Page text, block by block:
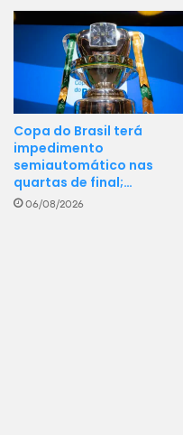
Copa do Brasil terá
impedimento
semiautomático nas
quartas de final;…
06/08/2026